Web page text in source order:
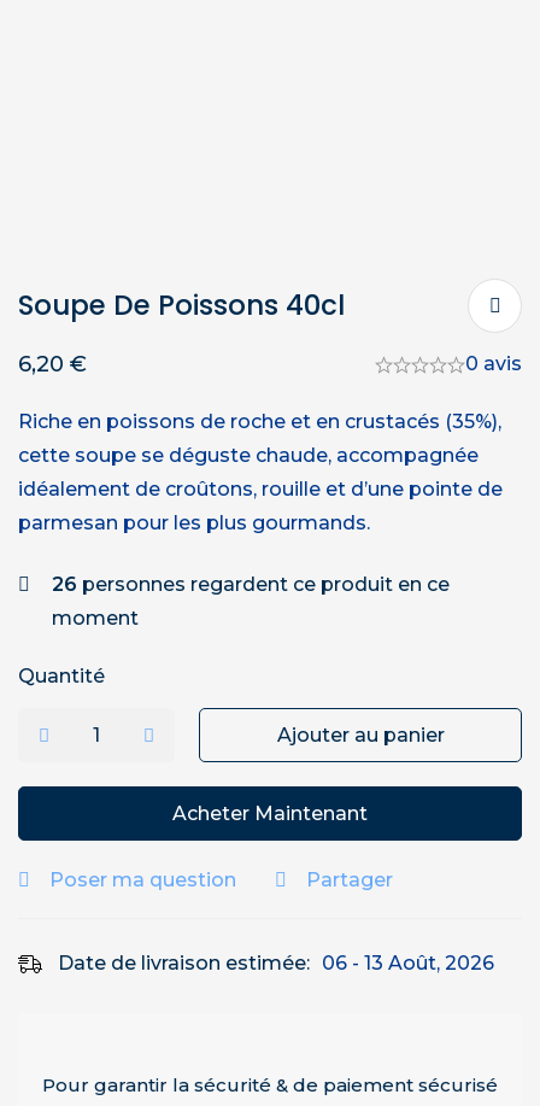
Soupe De Poissons 40cl
6,20 € 0 avis
Riche en poissons de roche et en crustacés (35%),
cette soupe se déguste chaude, accompagnée
idéalement de croûtons, rouille et d’une pointe de
parmesan pour les plus gourmands.
26 personnes regardent ce produit en ce
moment
Quantité
Ajouter au panier
Acheter Maintenant
Poser ma question Partager
Date de livraison estimée: 06 - 13 Août, 2026
Pour garantir la sécurité & de paiement sécurisé